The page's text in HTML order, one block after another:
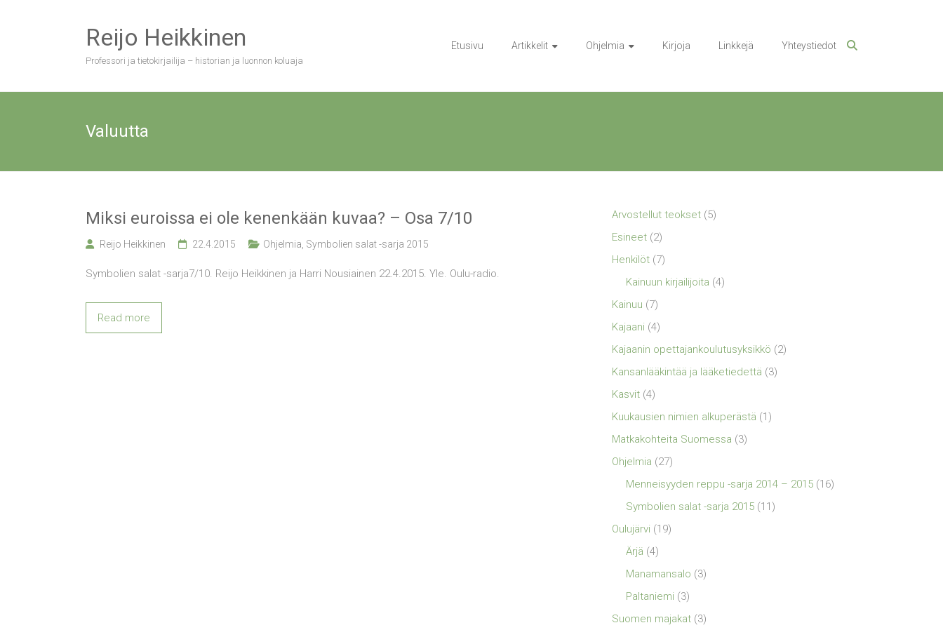
Reijo Heikkinen
Professori ja tietokirjailija – historian ja luonnon koluaja
Etusivu Artikkelit Ohjelmia Kirjoja Linkkejä Yhteystiedot
Valuutta
Miksi euroissa ei ole kenenkään kuvaa? – Osa 7/10
Reijo Heikkinen 22.4.2015 Ohjelmia Symbolien salat -sarja 2015
Symbolien salat -sarja7/10. Reijo Heikkinen ja Harri Nousiainen 22.4.2015. Yle. Oulu-radio.
Read more
Arvostellut teokset (5)
Esineet (2)
Henkilöt (7)
Kainuun kirjailijoita (4)
Kainuu (7)
Kajaani (4)
Kajaanin opettajankoulutusyksikkö (2)
Kansanlääkintää ja lääketiedettä (3)
Kasvit (4)
Kuukausien nimien alkuperästä (1)
Matkakohteita Suomessa (3)
Ohjelmia (27)
Menneisyyden reppu -sarja 2014 – 2015 (16)
Symbolien salat -sarja 2015 (11)
Oulujärvi (19)
Ärjä (4)
Manamansalo (3)
Paltaniemi (3)
Suomen majakat (3)